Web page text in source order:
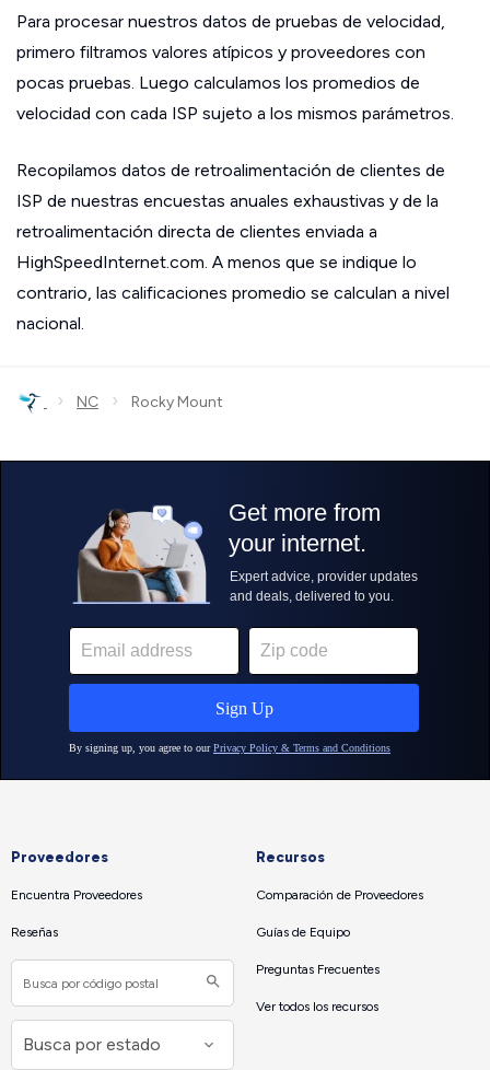
Para procesar nuestros datos de pruebas de velocidad,
primero filtramos valores atípicos y proveedores con
pocas pruebas. Luego calculamos los promedios de
velocidad con cada ISP sujeto a los mismos parámetros.
Recopilamos datos de retroalimentación de clientes de
ISP de nuestras encuestas anuales exhaustivas y de la
retroalimentación directa de clientes enviada a
HighSpeedInternet.com. A menos que se indique lo
contrario, las calificaciones promedio se calculan a nivel
nacional.
› NC › Rocky Mount
Proveedores
Encuentra Proveedores
Reseñas
Recursos
Comparación de Proveedores
Guías de Equipo
Preguntas Frecuentes
Ver todos los recursos